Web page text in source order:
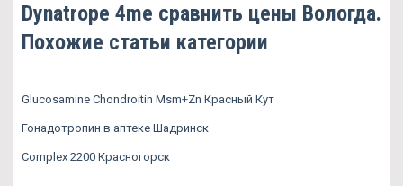
Dynatrope 4me сравнить цены Вологда.
Похожие статьи категории
Glucosamine Chondroitin Msm+Zn Красный Кут
Гонадотропин в аптеке Шадринск
Complex 2200 Красногорск